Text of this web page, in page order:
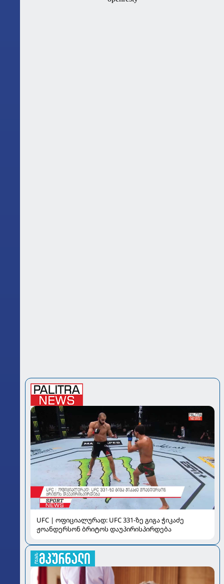
UFC | ოფიციალურად: UFC 331-ზე გიგა ჭიკაძე
ჟოანდერსონ ბრიტოს დაუპირისპირდება